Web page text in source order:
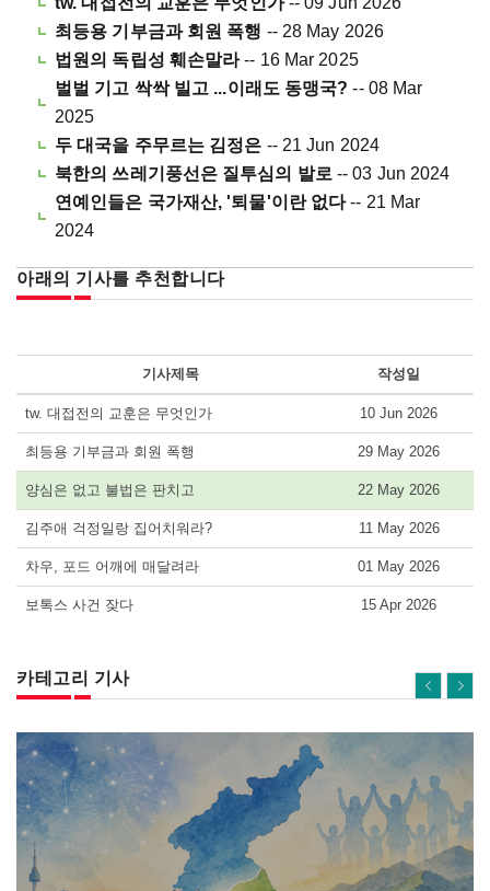
최등용 기부금과 회원 폭행 -- 28 May 2026
법원의 독립성 훼손말라-- 16 Mar 2025
벌벌 기고 싹싹 빌고 ...이래도 동맹국?-- 08 Mar
2025
두 대국을 주무르는 김정은 -- 21 Jun 2024
북한의 쓰레기풍선은 질투심의 발로 -- 03 Jun 2024
연예인들은 국가재산, '퇴물'이란 없다-- 21 Mar
2024
아래의 기사를 추천합니다
기사제목 작성일
tw. 대접전의 교훈은 무엇인가 10 Jun 2026
최등용 기부금과 회원 폭행 29 May 2026
양심은 없고 불법은 판치고 22 May 2026
김주애 걱정일랑 집어치워라? 11 May 2026
차우, 포드 어깨에 매달려라 01 May 2026
보톡스 사건 잦다 15 Apr 2026
카테고리 기사